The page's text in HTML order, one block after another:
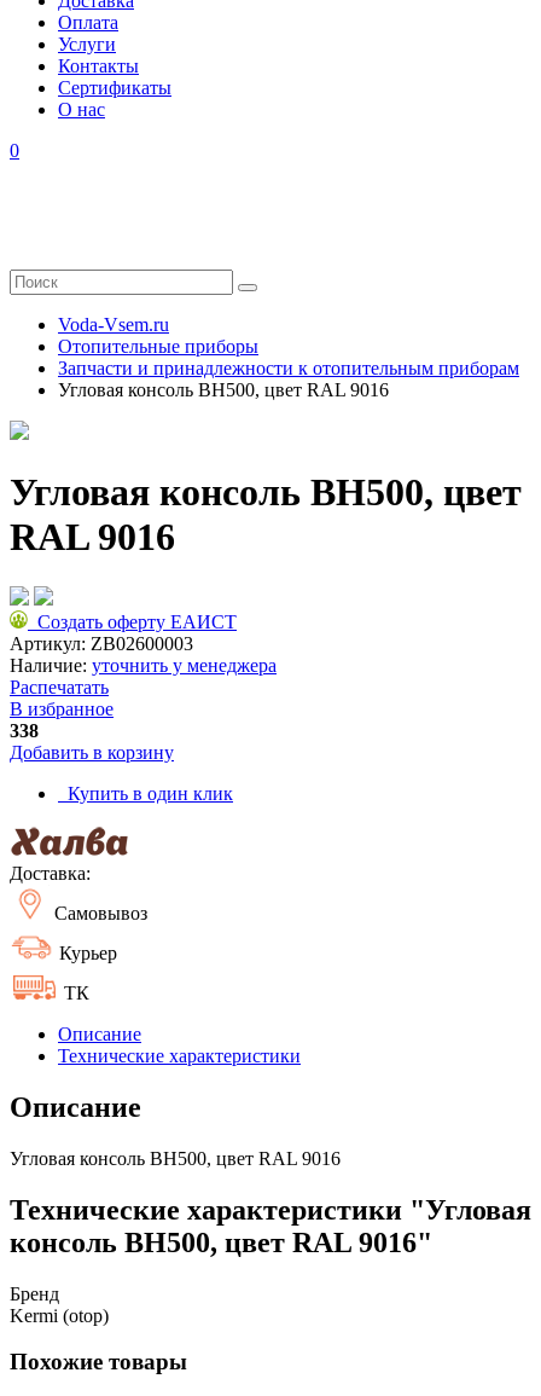
Оплата
Услуги
Контакты
Cертификаты
О нас
0
Voda-Vsem.ru
Отопительные приборы
Запчасти и принадлежности к отопительным приборам
Угловая консоль ВН500, цвет RAL 9016
Угловая консоль ВН500, цвет
RAL 9016
Создать оферту ЕАИСТ
Артикул: ZB02600003
Наличие: уточнить у менеджера
Распечатать
В избранное
338
Добавить в корзину
Купить в один клик
Доставка:
Самовывоз
Курьер
ТК
Описание
Технические характеристики
Описание
Угловая консоль ВН500, цвет RAL 9016
Технические характеристики "Угловая
консоль ВН500, цвет RAL 9016"
Бренд
Kermi (otop)
Похожие товары